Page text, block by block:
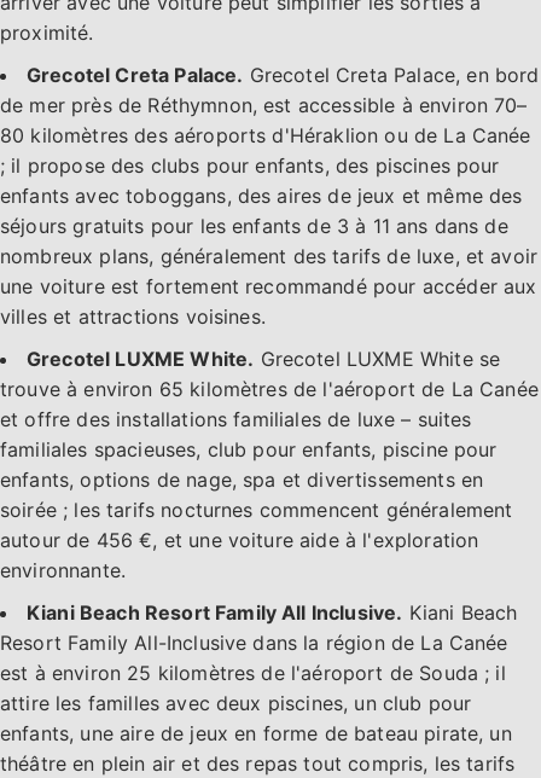
proximité.
Grecotel Creta Palace. Grecotel Creta Palace, en bord
de mer près de Réthymnon, est accessible à environ 70–
80 kilomètres des aéroports d'Héraklion ou de La Canée
; il propose des clubs pour enfants, des piscines pour
enfants avec toboggans, des aires de jeux et même des
séjours gratuits pour les enfants de 3 à 11 ans dans de
nombreux plans, généralement des tarifs de luxe, et avoir
une voiture est fortement recommandé pour accéder aux
villes et attractions voisines.
Grecotel LUXME White. Grecotel LUXME White se
trouve à environ 65 kilomètres de l'aéroport de La Canée
et offre des installations familiales de luxe – suites
familiales spacieuses, club pour enfants, piscine pour
enfants, options de nage, spa et divertissements en
soirée ; les tarifs nocturnes commencent généralement
autour de 456 €, et une voiture aide à l'exploration
environnante.
Kiani Beach Resort Family All Inclusive. Kiani Beach
Resort Family All-Inclusive dans la région de La Canée
est à environ 25 kilomètres de l'aéroport de Souda ; il
attire les familles avec deux piscines, un club pour
enfants, une aire de jeux en forme de bateau pirate, un
théâtre en plein air et des repas tout compris, les tarifs